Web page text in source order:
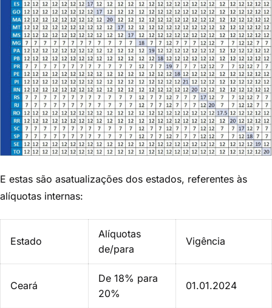
E estas são asatualizações dos estados, referentes às
alíquotas internas:
Estado
Alíquotas
de/para
Vigência
Ceará
De 18% para
20%
01.01.2024